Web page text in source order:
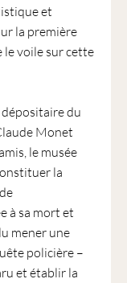
et
la première
voile sur cette
du
Monet
le musée
la
à sa mort et
mener une
policière –
et établir la